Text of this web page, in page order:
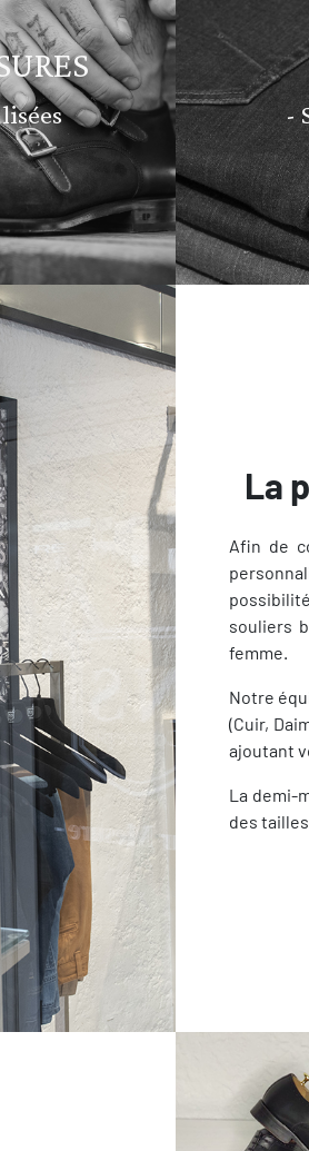
-
La
Afin de
souliers
femme.
Notre
(Cuir,
ajoutant
La demi-
des